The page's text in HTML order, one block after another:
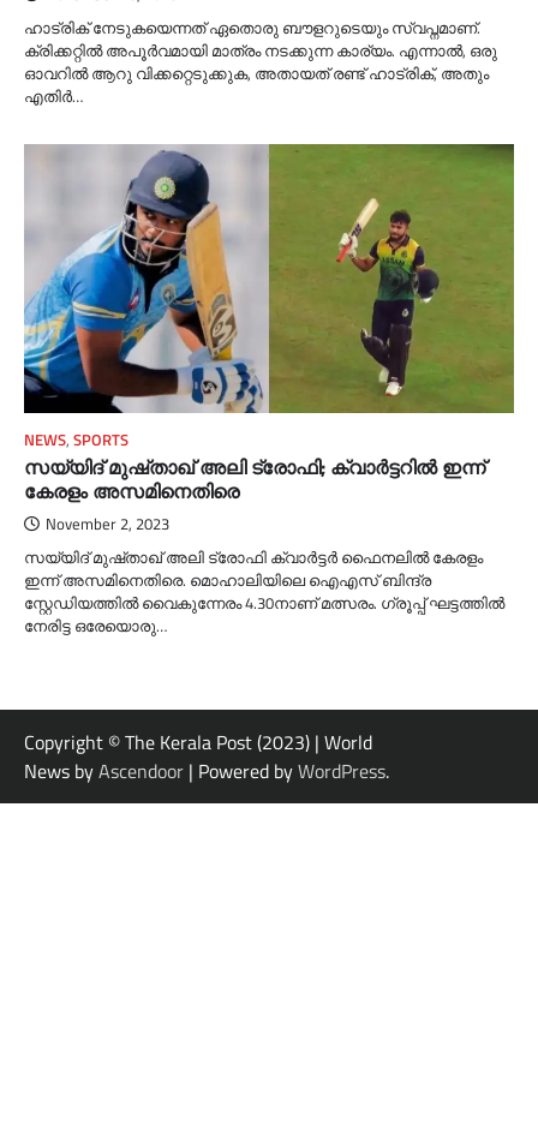
ഹാട്രിക് നേടുകയെന്നത് ഏതൊരു ബൗളറുടെയും സ്വപ്നമാണ്.
ക്രിക്കറ്റില്‍ അപൂര്‍വമായി മാത്രം നടക്കുന്ന കാര്യം. എന്നാല്‍, ഒരു
ഓവറില്‍ ആറു വിക്കറ്റെടുക്കുക, അതായത് രണ്ട് ഹാട്രിക്, അതും
എതിര്‍…
NEWS, SPORTS
സയ്യിദ് മുഷ്താഖ് അലി ട്രോഫി; ക്വാർട്ടറിൽ ഇന്ന്
കേരളം അസമിനെതിരെ
November 2, 2023
സയ്യിദ് മുഷ്താഖ് അലി ട്രോഫി ക്വാർട്ടർ ഫൈനലിൽ കേരളം
ഇന്ന് അസമിനെതിരെ. മൊഹാലിയിലെ ഐഎസ് ബിന്ദ്ര
സ്റ്റേഡിയത്തിൽ വൈകുന്നേരം 4.30നാണ് മത്സരം. ഗ്രൂപ്പ് ഘട്ടത്തിൽ
നേരിട്ട ഒരേയൊരു…
Copyright © The Kerala Post (2023) | World
News byAscendoor | Powered byWordPress.